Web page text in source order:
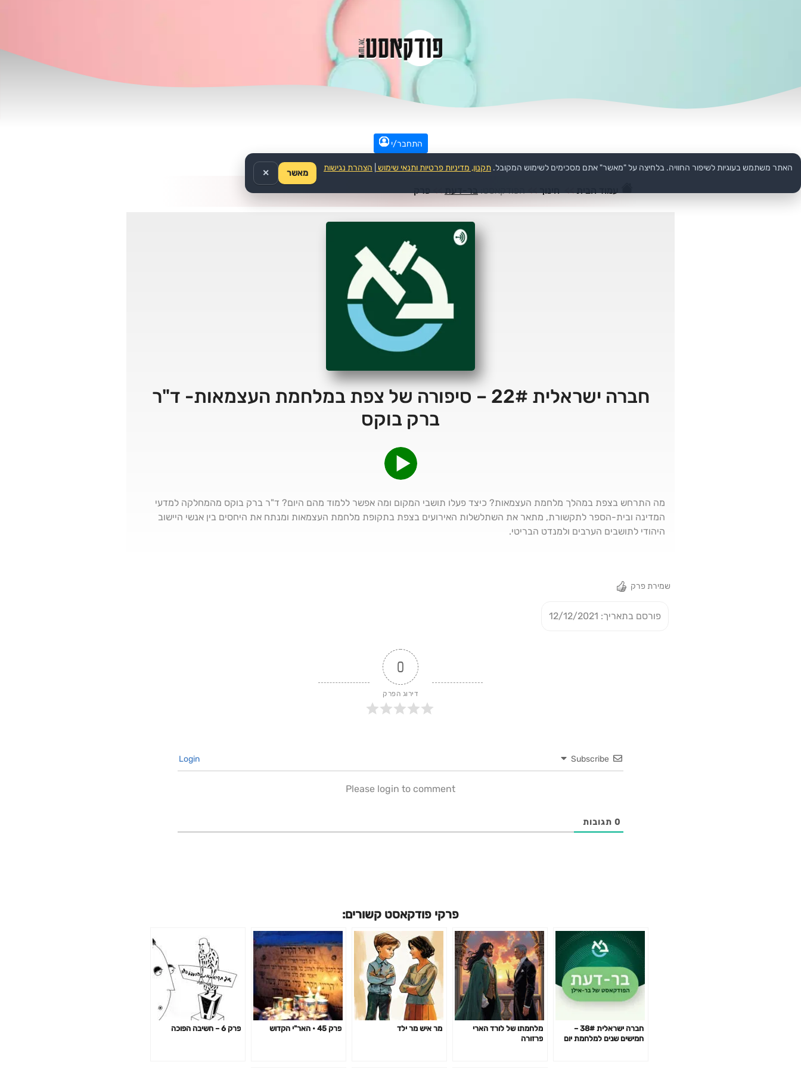
התחבר/י
עמוד הבית >> חינוך >>הפודקאסט: בר-דעת >>פרק
חברה ישראלית 22# – סיפורה של צפת במלחמת העצמאות- ד"ר
ברק בוקס
מה התרחש בצפת במהלך מלחמת העצמאות? כיצד פעלו תושבי המקום ומה אפשר ללמוד מהם היום? ד"ר ברק בוקס מהמחלקה למדעי
המדינה ובית-הספר לתקשורת, מתאר את השתלשלות האירועים בצפת בתקופת מלחמת העצמאות ומנתח את היחסים בין אנשי היישוב
היהודי לתושבים הערבים ולמנדט הבריטי.
שמירת פרק
פורסם בתאריך: 12/12/2021
0
דירוג הפרק
Subscribe
Please login to comment
0 תגובות
פרקי פודקאסט קשורים:
חברה ישראלית 38# –
חמישים שנים למלחמת יום
מלחמתו של לורד הארי
פרזורה
מר איש מר ילד פרק 45 • האר"י הקדוש פרק 6 – חשיבה הפוכה
האתר משתמש בעוגיות לשיפור החוויה. בלחיצה על "מאשר" אתם מסכימים לשימוש המקובל. תקנון, מדיניות פרטיות ותנאי שימוש הצהרת נגישות
מאשר ✕